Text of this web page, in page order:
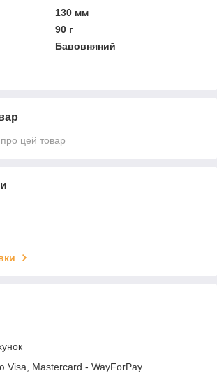
130 мм
90 г
Бавовняний
цей товар
Visa, Mastercard - WayForPay